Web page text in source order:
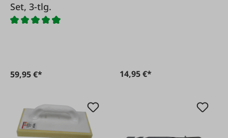
Set, 3-tlg.
59,95 €* 14,95 €*